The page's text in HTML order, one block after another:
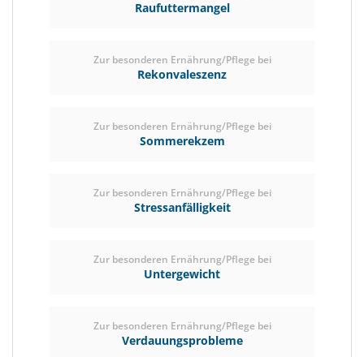
Raufuttermangel
Zur besonderen Ernährung/Pflege bei
Rekonvaleszenz
Zur besonderen Ernährung/Pflege bei
Sommerekzem
Zur besonderen Ernährung/Pflege bei
Stressanfälligkeit
Zur besonderen Ernährung/Pflege bei
Untergewicht
Zur besonderen Ernährung/Pflege bei
Verdauungsprobleme